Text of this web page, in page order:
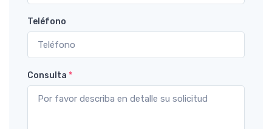
Teléfono
Consulta *